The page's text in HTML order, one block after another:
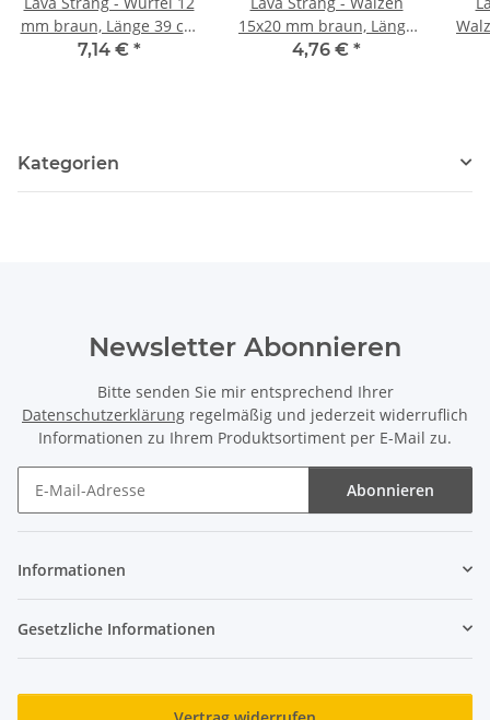
mm braun, Länge 39 cm
/5167
7,14 € *
15x20 mm braun, Länge
40 cm /5164
4,76 € *
Kategorien
Newsletter Abonnieren
Bitte senden Sie mir entsprechend Ihrer
Datenschutzerklärung regelmäßig und jederzeit widerruflich
Informationen zu Ihrem Produktsortiment per E-Mail zu.
Abonnieren
Informationen
Gesetzliche Informationen